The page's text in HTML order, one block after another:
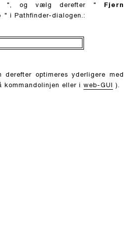
", og vælg derefter "
Fjern
" i Pathfinder-dialogen.:
derefter optimeres yderligere med
kommandolinjen eller i web-GUI ).